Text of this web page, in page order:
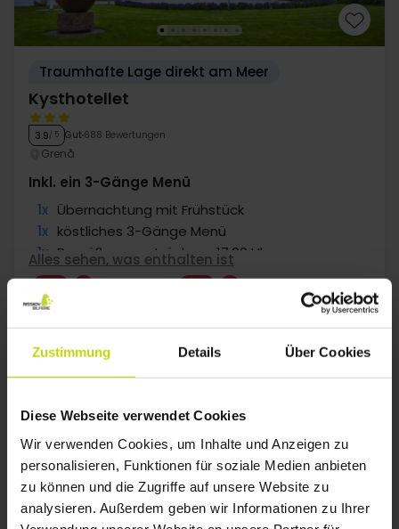
Zustimmung Details Über Cookies
Diese Webseite verwendet Cookies
Wir verwenden Cookies, um Inhalte und Anzeigen zu
personalisieren, Funktionen für soziale Medien anbieten
zu können und die Zugriffe auf unsere Website zu
analysieren. Außerdem geben wir Informationen zu Ihrer
Traumhafte Lage direkt am Meer
Kysthotellet
3.9/ 5 Gut 688 Bewertungen
Grenå
Inkl. ein 3-Gänge Menü
1x Übernachtung mit Frühstück
1x köstliches 3-Gänge Menü
1x Begrüßungsgetränk um 17.00 Uhr
∞ Gratis Kaffee/Tee zum Aufenthalt
∞
Alles sehen, was enthalten ist
Aug 73,- Okt
Mehr anzeigen
FAQ